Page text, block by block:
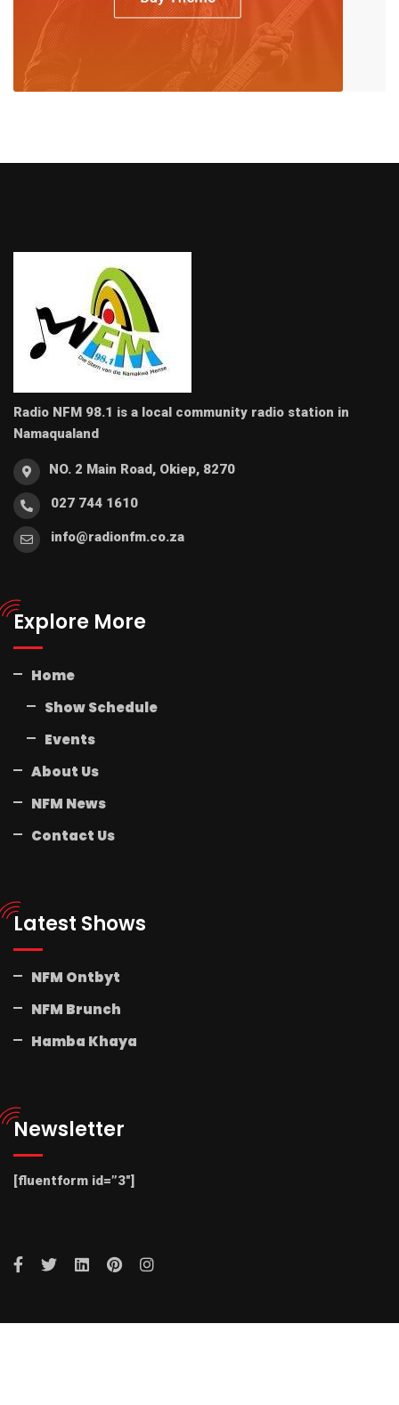
Radio NFM 98.1 is a local community radio station in
Namaqualand
NO. 2 Main Road, Okiep, 8270
027 744 1610
info@radionfm.co.za
Explore More
Home
Show Schedule
Events
About Us
NFM News
Contact Us
Latest Shows
NFM Ontbyt
NFM Brunch
Hamba Khaya
Newsletter
[fluentform id=”3″]